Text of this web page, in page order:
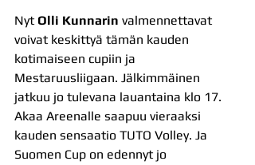
Nyt Olli Kunnarin valmennettavat
voivat keskittyä tämän kauden
kotimaiseen cupiin ja
Mestaruusliigaan. Jälkimmäinen
jatkuu jo tulevana lauantaina klo 17.
Akaa Areenalle saapuu vieraaksi
kauden sensaatio TUTO Volley. Ja
Suomen Cup on edennyt jo